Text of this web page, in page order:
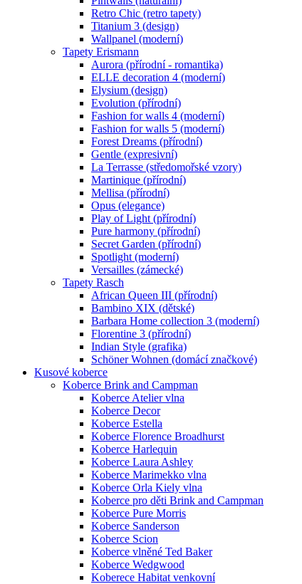
Retro Chic (retro tapety)
Titanium 3 (design)
Wallpanel (moderní)
Tapety Erismann
Aurora (přírodní - romantika)
ELLE decoration 4 (moderní)
Elysium (design)
Evolution (přírodní)
Fashion for walls 4 (moderní)
Fashion for walls 5 (moderní)
Forest Dreams (přírodní)
Gentle (expresivní)
La Terrasse (středomořské vzory)
Martinique (přírodní)
Mellisa (přírodní)
Opus (elegance)
Play of Light (přírodní)
Pure harmony (přírodní)
Secret Garden (přírodní)
Spotlight (moderní)
Versailles (zámecké)
Tapety Rasch
African Queen III (přírodní)
Bambino XIX (dětské)
Barbara Home collection 3 (moderní)
Florentine 3 (přírodní)
Indian Style (grafika)
Schöner Wohnen (domácí značkové)
Kusové koberce
Koberce Brink and Campman
Koberce Atelier vlna
Koberce Decor
Koberce Estella
Koberce Florence Broadhurst
Koberce Harlequin
Koberce Laura Ashley
Koberce Marimekko vlna
Koberce Orla Kiely vlna
Koberce pro děti Brink and Campman
Koberce Pure Morris
Koberce Sanderson
Koberce Scion
Koberce vlněné Ted Baker
Koberce Wedgwood
Koberece Habitat venkovní